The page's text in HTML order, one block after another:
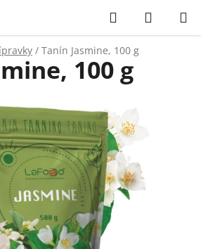
Hľadať
KOŠÍK
/ Tanín Jasmine, 100 g
100 g